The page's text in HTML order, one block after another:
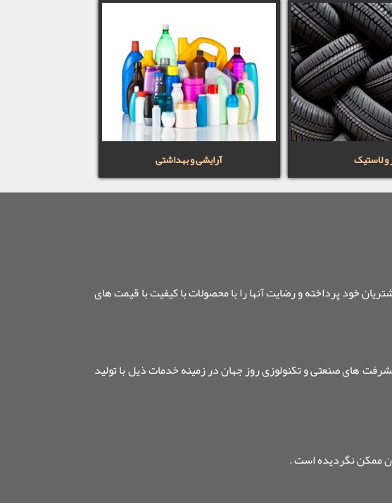
و لاستیک آرایشی و بهداشتی
پرداخته و رضایت آنها را با محصولات با کیفیت با قیمت های
های صنعتی و تکنولوزی روز جهان در زمینه خدمات ذیل با تولید
ممکن نگردیده است .